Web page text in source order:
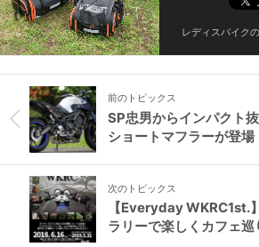
レディスバイク
前のトピックス
SP忠男からインパクト
ショートマフラーが登場
次のトピックス
【Everyday WKRC1st.
ラリーで楽しくカフェ巡